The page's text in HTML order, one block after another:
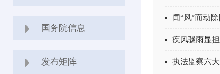
国务院信息
发布矩阵
闻“风”而动
疾风骤雨显
执法监察六